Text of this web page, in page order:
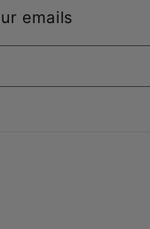
emails